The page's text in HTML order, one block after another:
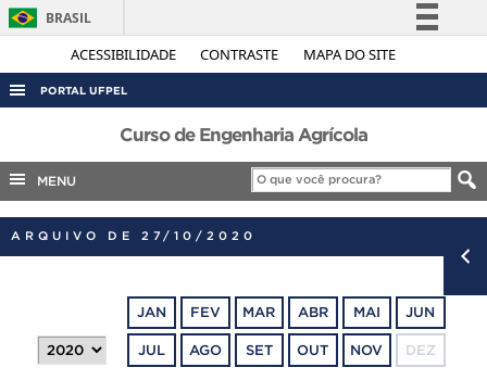
ACESSIBILIDADE CONTRASTE MAPA DO SITE
BRASIL
Simplifique!
Acesso à informação
Legislação
Canais
PORTAL UFPEL
ACESSO À INFORMAÇÃO
AUDITORIA
COBALTO
CONCURSOS
OUVIDORIA
Curso de Engenharia Agrícola
MENU
ARQUIVO DE 27/10/2020
JAN FEV MAR ABR MAI JUN
JUL AGO SET OUT NOV DEZ